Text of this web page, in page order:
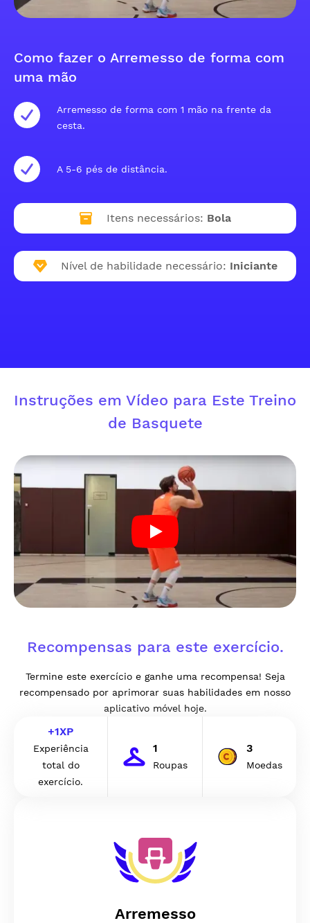
Como fazer o Arremesso de forma com
uma mão
Arremesso de forma com 1 mão na frente da
cesta.
A 5-6 pés de distância.
Itens necessários: Bola
Nível de habilidade necessário: Iniciante
Instruções em Vídeo para Este Treino
de Basquete
Recompensas para este exercício.
Termine este exercício e ganhe uma recompensa! Seja
recompensado por aprimorar suas habilidades em nosso
aplicativo móvel hoje.
+1XP
Experiência
total do
exercício.
1
Roupas
3
Moedas
Arremesso